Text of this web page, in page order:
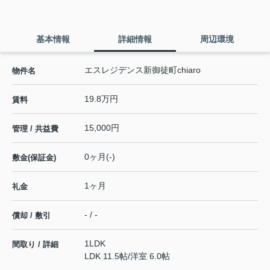
基本情報 詳細情報 周辺環境
物件名 エスレジデンス新御徒町chiaro
賃料 19.8万円
管理 / 共益費 15,000円
敷金(保証金) 0ヶ月(-)
礼金 1ヶ月
償却 / 敷引 - / -
間取り / 詳細
1LDK
LDK 11.5帖/洋室 6.0帖